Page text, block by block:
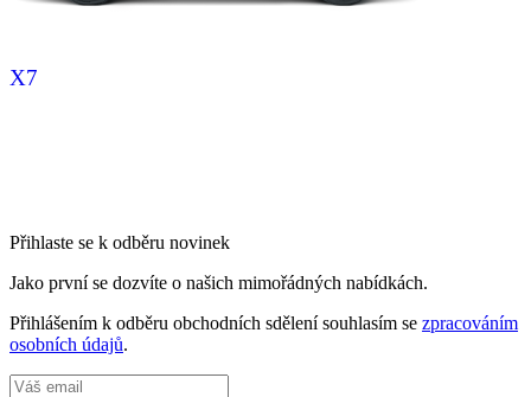
X7
Přihlaste se k odběru novinek
Jako první se dozvíte o našich mimořádných nabídkách.
Přihlášením k odběru obchodních sdělení souhlasím se zpracováním
osobních údajů.